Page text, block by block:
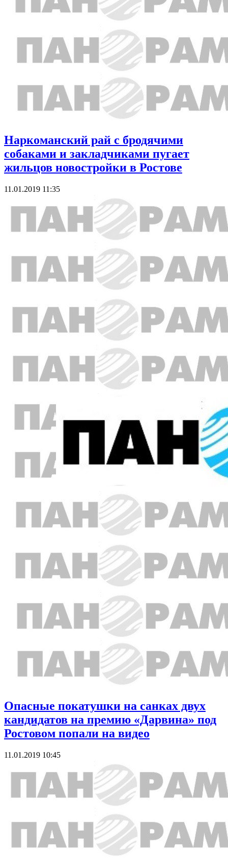
Наркоманский рай с бродячими
собаками и закладчиками пугает
жильцов новостройки в Ростове
11.01.2019 11:35
Опасные покатушки на санках двух
кандидатов на премию «Дарвина» под
Ростовом попали на видео
11.01.2019 10:45